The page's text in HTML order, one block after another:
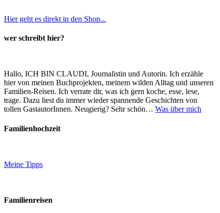
Hier geht es direkt in den Shop...
wer schreibt hier?
Hallo, ICH BIN CLAUDI, Journalistin und Autorin. Ich erzähle
hier von meinen Buchprojekten, meinem wilden Alltag und unseren
Familien-Reisen. Ich verrate dir, was ich gern koche, esse, lese,
trage. Dazu liest du immer wieder spannende Geschichten von
tollen GastautorInnen. Neugierig? Sehr schön… Was über mich
Familienhochzeit
Meine Tipps
Familienreisen